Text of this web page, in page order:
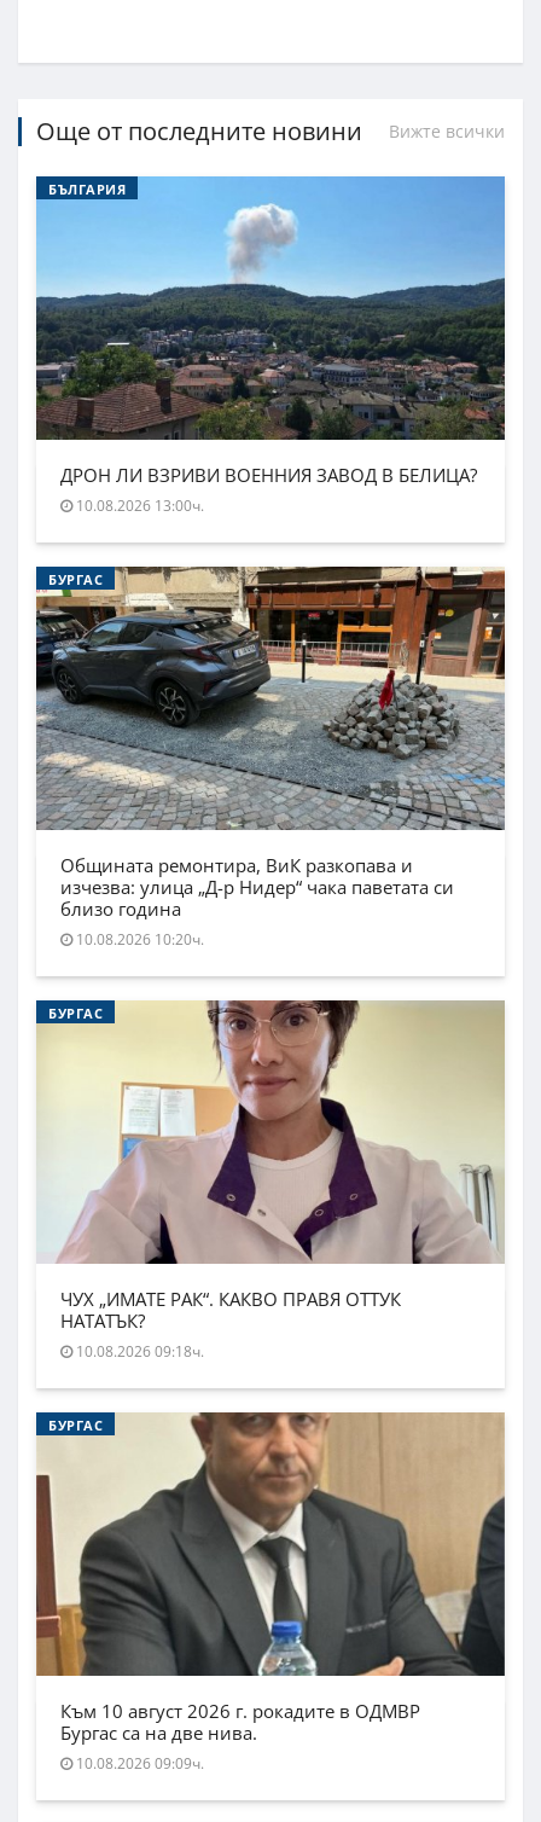
Още от последните новини Вижте всички
БЪЛГАРИЯ
ДРОН ЛИ ВЗРИВИ ВОЕННИЯ ЗАВОД В БЕЛИЦА?
10.08.2026 13:00ч.
БУРГАС
Общината ремонтира, ВиК разкопава и
изчезва: улица „Д-р Нидер“ чака паветата си
близо година
10.08.2026 10:20ч.
БУРГАС
ЧУХ „ИМАТЕ РАК“. КАКВО ПРАВЯ ОТТУК
НАТАТЪК?
10.08.2026 09:18ч.
БУРГАС
Към 10 август 2026 г. рокадите в ОДМВР
Бургас са на две нива.
10.08.2026 09:09ч.